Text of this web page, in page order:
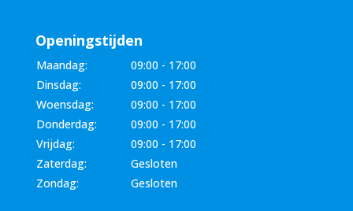
Openingstijden
Maandag:
09:00 - 17:00
Dinsdag:
09:00 - 17:00
Woensdag:
09:00 - 17:00
Donderdag:
09:00 - 17:00
Vrijdag:
09:00 - 17:00
Zaterdag:
Gesloten
Zondag:
Gesloten